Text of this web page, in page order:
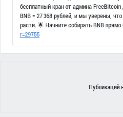
бесплатный кран от админа
BNB = 27 368 рублей, и мы уверены,
расти. 🌟 Начните собирать BNB прямо
r=29755
Публикаций